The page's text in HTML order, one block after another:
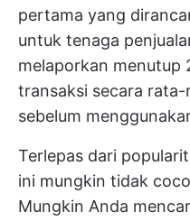
pertama yang
untuk tenaga
melaporkan menutup
transaksi secara
sebelum
Terlepas dari
ini mungkin tidak
Mungkin Anda